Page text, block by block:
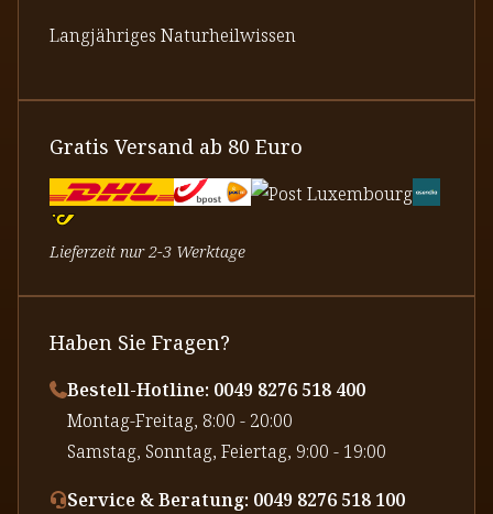
Langjähriges Naturheilwissen
Gratis Versand ab 80 Euro
Lieferzeit nur 2-3 Werktage
Haben Sie Fragen?
Bestell-Hotline: 0049 8276 518 400
⁠Montag-Freitag, 8:00 - 20:00
⁠Samstag, Sonntag, Feiertag, 9:00 - 19:00
Service & Beratung: 0049 8276 518 100